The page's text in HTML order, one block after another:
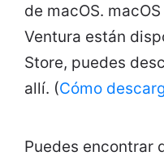
de macOS.
Ventura están
Store, puedes
allí. (Cómo
Puedes encontrar